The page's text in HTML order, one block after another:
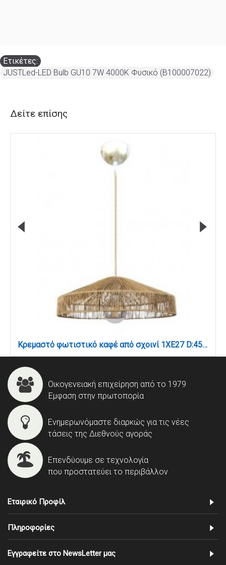
Ετικέτες:
JUSTLed-LED Bulb GU10 7W 4000K Φυσικό (B100007022)
Δείτε επίσης
Κρεμαστό φωτιστικό καφέ από σχοινί 1XE27 D:45cm (4029-Β)
Οικογενειακή επιχείρηση από το 1979
Έμφαση στην πρωτοπορία
Ενημερωνόμαστε διαρκώς για τις νέες
τάσεις της Διεθνούς αγοράς
Επενδύουμε σε τεχνολογία
που προστατεύει το περιβάλλον
Εταιρικό Προφίλ
Πληροφορίες
Εγγραφείτε στο NewsLetter μας